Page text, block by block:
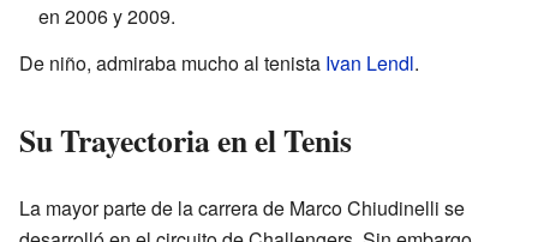
en 2006 y 2009.
De niño, admiraba mucho al tenista Ivan Lendl.
Su Trayectoria en el Tenis
La mayor parte de la carrera de Marco Chiudinelli se